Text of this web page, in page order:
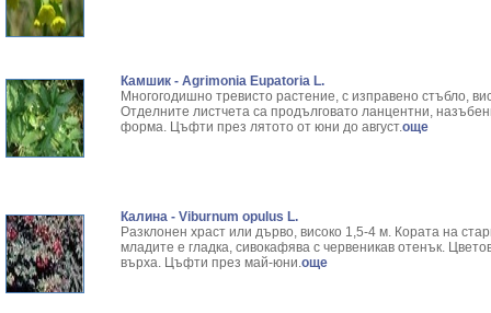
Камшик - Agrimonia Eupatoria L.
Многогодишно тревисто растение, с изправено стъбло,
Отделните листчета са продълговато ланцентни,
форма. Цъфти през лятото от юни до август.още
Калина - Viburnum opulus L.
Разклонен храст или дърво, високо 1,5-4 м. Кората на
младите е гладка, сивокафява с червеникав отенък.
върха. Цъфти през май-юни.още